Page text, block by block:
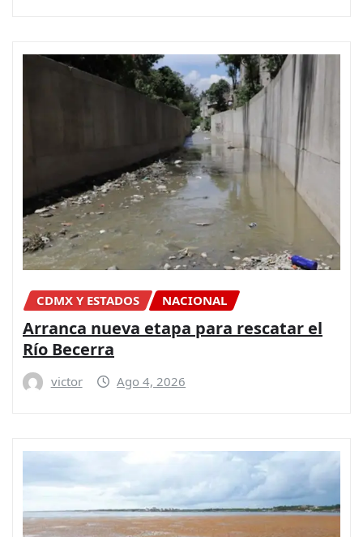
CDMX Y ESTADOS NACIONAL
Arranca nueva etapa para rescatar el
Río Becerra
victor Ago 4, 2026